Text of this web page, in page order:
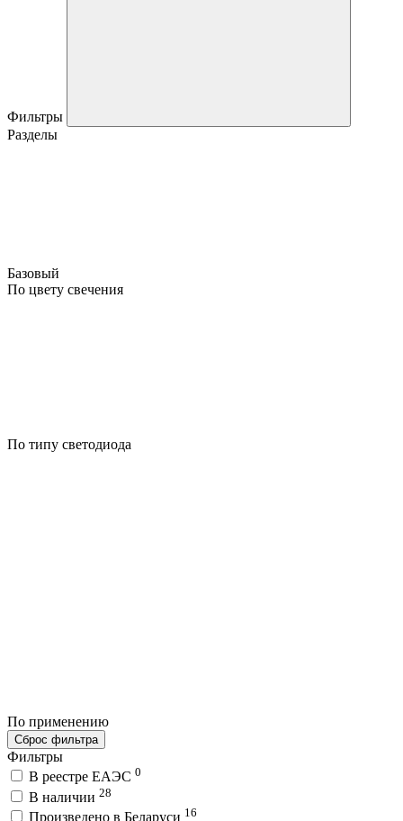
Фильтры
Разделы
Базовый
По цвету свечения
По типу светодиода
По применению
Сброс фильтра
Фильтры
В реестре ЕАЭС 0
В наличии 28
Произведено в Беларуси 16